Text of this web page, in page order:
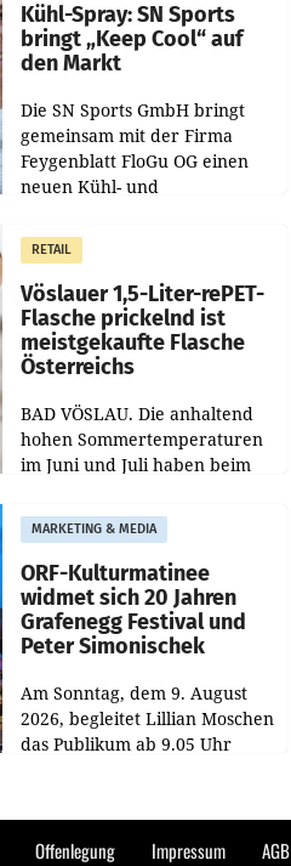
Kühl-Spray: SN Sports
bringt „Keep Cool“ auf
den Markt
Die SN Sports GmbH bringt
gemeinsam mit der Firma
Feygenblatt FloGu OG einen
neuen Kühl- und
Markt. Das Produkt namens
„Keep Cool“ ist zu 100 Prozent
RETAIL
Vöslauer 1,5-Liter-rePET-
Flasche prickelnd ist
meistgekaufte Flasche
Österreichs
BAD VÖSLAU. Die anhaltend
hohen Sommertemperaturen
im Juni und Juli haben beim
Getränkehersteller Vöslauer zu
deutlichen Absatzzuwächsen
geführt. Während
MARKETING & MEDIA
ORF-Kulturmatinee
widmet sich 20 Jahren
Grafenegg Festival und
Peter Simonischek
Am Sonntag, dem 9. August
2026, begleitet Lillian Moschen
das Publikum ab 9.05 Uhr
startet mit der Dokumentation
„20 Jahre Grafenegg
Offenlegung Impressum AGB